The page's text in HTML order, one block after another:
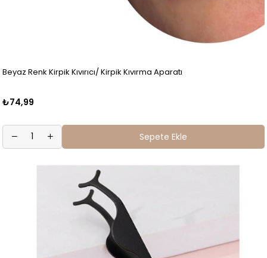
Beyaz Renk Kirpik Kıvırıcı/ Kirpik Kıvırma Aparatı
₺74,99
Sepete Ekle